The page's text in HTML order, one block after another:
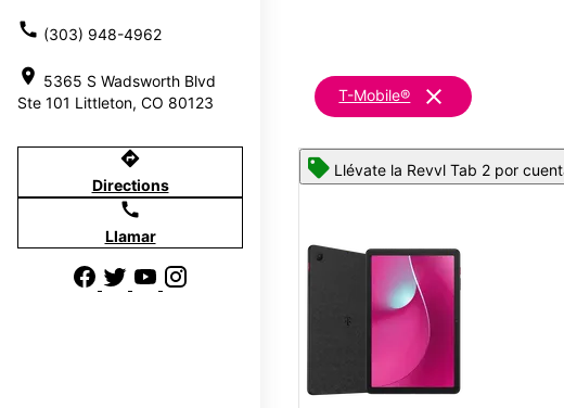
call (303) 948-4962
location_on 5365 S Wadsworth Blvd
Ste 101 Littleton, CO 80123
directions
Directions
call
Llamar
T-Mobile® clear
Llévate la Revvl Tab 2 por